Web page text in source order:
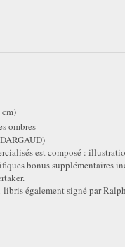
ombres
est composé :
bonus supplémentaires
également signé par